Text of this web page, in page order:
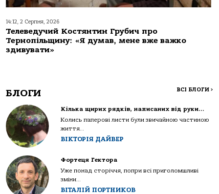
14:12, 2 Серпня, 2026
Телеведучий Костянтин Грубич про
Тернопільщину: «Я думав, мене вже важко
здивувати»
БЛОГИ ВСІ БЛОГИ >
Кілька щирих рядків, написаних від руки…
Колись паперові листи були звичайною частиною
життя...
ВІКТОРІЯ ДАЙВЕР
Фортеця Гектора
Уже понад сторіччя, попри всі приголомшливі
зміни...
ВІТАЛІЙ ПОРТНИКОВ